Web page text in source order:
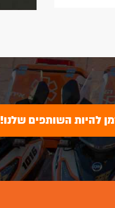
להיות השותפים